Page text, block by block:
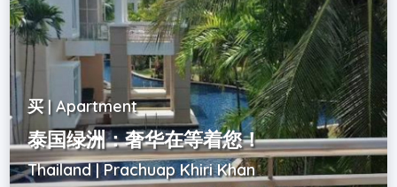
买 | Apartment
泰国绿洲：奢华在等着您！
Thailand | Prachuap Khiri Khan